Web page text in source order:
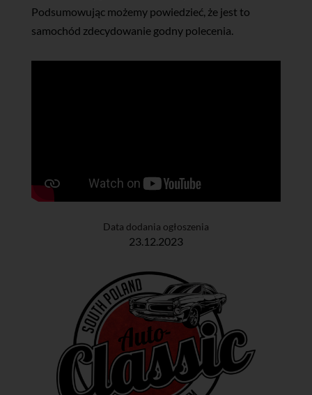
Podsumowując możemy powiedzieć, że jest to
samochód zdecydowanie godny polecenia.
Data dodania ogłoszenia
23.12.2023